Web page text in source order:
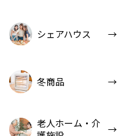
シェアハウス
冬商品
老人ホーム・介